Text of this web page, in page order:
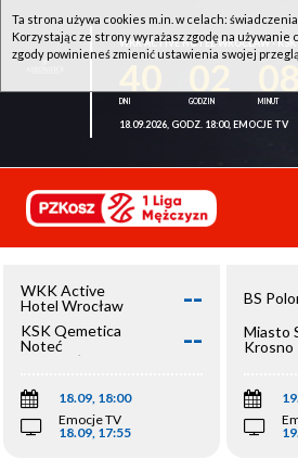
WKK ACTIVE HOTEL WROCŁAW -
18.09.2026, GODZ. 18:00, EMOCJE TV
WKK Active
Hotel Wrocław
--
KSK Qemetica
Noteć
Inowrocław
--
18.09, 18:00
Emocje TV
18.09, 17:55
BS
Miasto
Krosno
Ta strona używa cookies m.in. w celach:
Korzystając ze strony wyrażasz zgodę na używanie
zgody powinieneś zmienić ustawienia swojej